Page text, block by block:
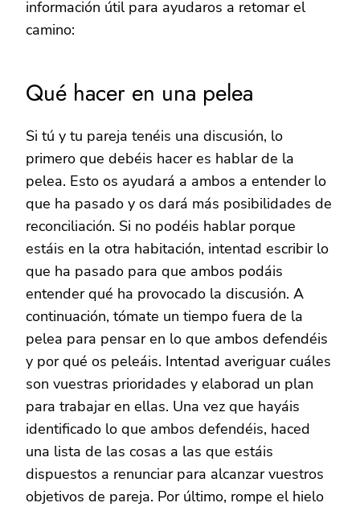
información útil para ayudaros a retomar el
camino:
Qué hacer en una pelea
Si tú y tu pareja tenéis una discusión, lo
primero que debéis hacer es hablar de la
pelea. Esto os ayudará a ambos a entender lo
que ha pasado y os dará más posibilidades de
reconciliación. Si no podéis hablar porque
estáis en la otra habitación, intentad escribir lo
que ha pasado para que ambos podáis
entender qué ha provocado la discusión. A
continuación, tómate un tiempo fuera de la
pelea para pensar en lo que ambos defendéis
y por qué os peleáis. Intentad averiguar cuáles
son vuestras prioridades y elaborad un plan
para trabajar en ellas. Una vez que hayáis
identificado lo que ambos defendéis, haced
una lista de las cosas a las que estáis
dispuestos a renunciar para alcanzar vuestros
objetivos de pareja. Por último, rompe el hielo